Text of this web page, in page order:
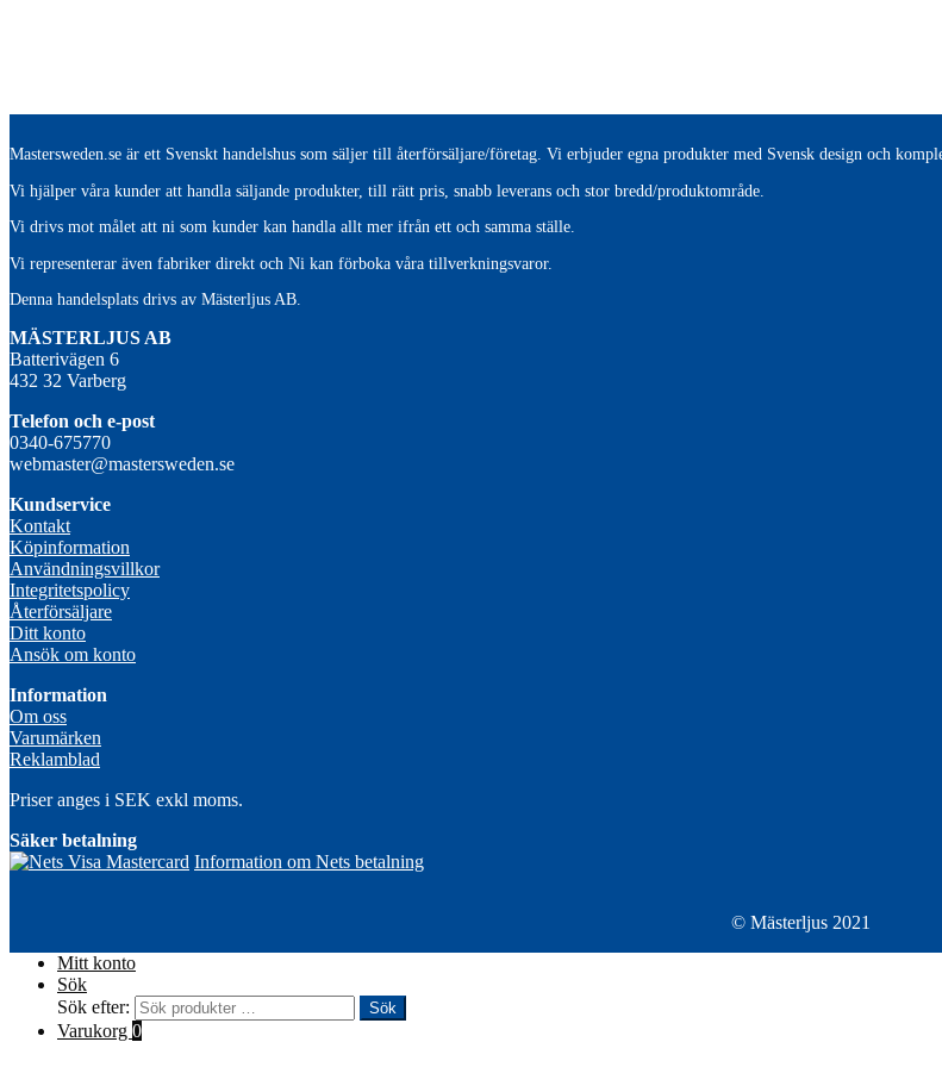
Mastersweden.se är ett Svenskt handelshus som säljer till återförsäljare/företag. Vi erbjuder egna produkter med Svensk design och
Vi hjälper våra kunder att handla säljande produkter, till rätt pris, snabb leverans och stor bredd/produktområde.
Vi drivs mot målet att ni som kunder kan handla allt mer ifrån ett och samma ställe.
Vi representerar även fabriker direkt och Ni kan förboka våra tillverkningsvaror.
Denna handelsplats drivs av Mästerljus AB.
MÄSTERLJUS AB
Batterivägen 6
432 32 Varberg
Telefon och e-post
0340-675770
webmaster@mastersweden.se
Kundservice
Kontakt
Köpinformation
Användningsvillkor
Integritetspolicy
Återförsäljare
Ditt konto
Ansök om konto
Information
Om oss
Varumärken
Reklamblad
Priser anges i SEK exkl moms.
Säker betalning
Information om Nets betalning
© Mästerljus 2021
Mitt konto
Sök
Sök efter:
Sök
Varukorg 0